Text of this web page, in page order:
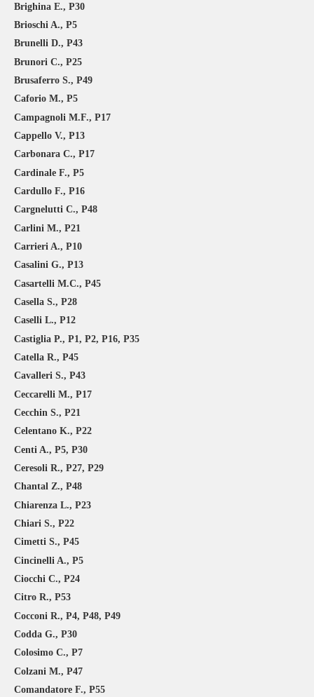
Brighina E., P30
Brioschi A., P5
Brunelli D., P43
Brunori C., P25
Brusaferro S., P49
Caforio M., P5
Campagnoli M.F., P17
Cappello V., P13
Carbonara C., P17
Cardinale F., P5
Cardullo F., P16
Cargnelutti C., P48
Carlini M., P21
Carrieri A., P10
Casalini G., P13
Casartelli M.C., P45
Casella S., P28
Caselli L., P12
Castiglia P., P1, P2, P16, P35
Catella R., P45
Cavalleri S., P43
Ceccarelli M., P17
Cecchin S., P21
Celentano K., P22
Centi A., P5, P30
Ceresoli R., P27, P29
Chantal Z., P48
Chiarenza L., P23
Chiari S., P22
Cimetti S., P45
Cincinelli A., P5
Ciocchi C., P24
Citro R., P53
Cocconi R., P4, P48, P49
Codda G., P30
Colosimo C., P7
Colzani M., P47
Comandatore F., P55